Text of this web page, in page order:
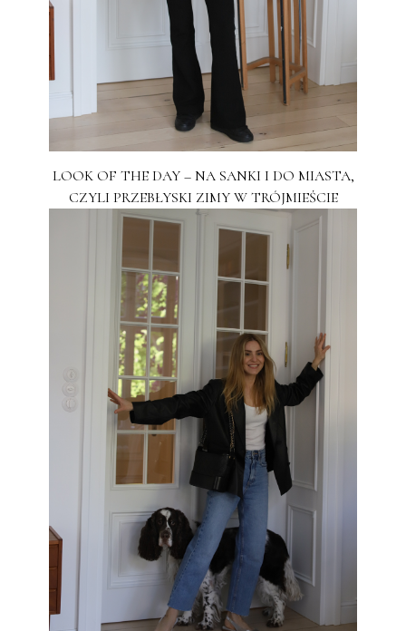
LOOK OF THE DAY – NA SANKI I DO MIASTA,
CZYLI PRZEBŁYSKI ZIMY W TRÓJMIEŚCIE